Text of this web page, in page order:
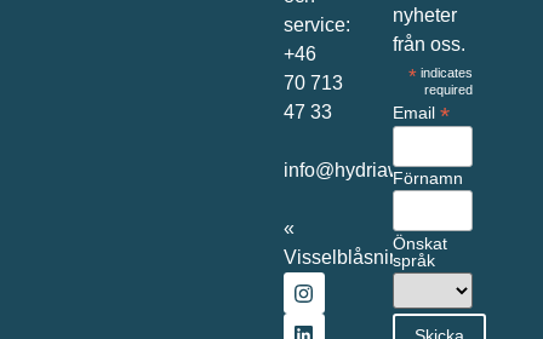
service:
+46
70 713
47 33
info@hydriawater.com
«
Visselblåsning»
nyheter
från oss.
* indicates
required
Email *
Förnamn
Önskat
språk